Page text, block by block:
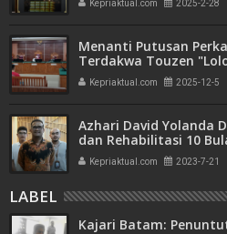
Kepriaktual.com 2025-2-28
Menanti Putusan
Terdakwa Touzen
Seumur Hidup atau
Kepriaktual.com 2025-12-5
Azhari David Yolanda
dan Rehabilitasi 10
Kepriaktual.com 2023-7-21
LABEL
Kajari Batam: